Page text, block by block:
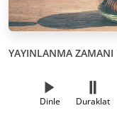
YAYINLANMA ZAMANI
Dinle Duraklat